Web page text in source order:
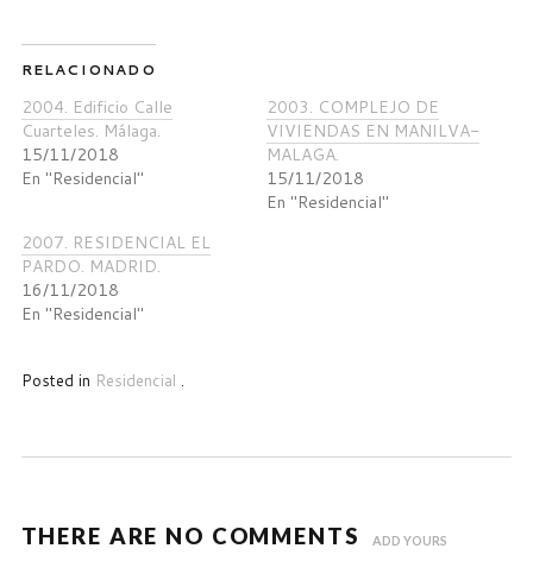
Twitter
abre
una
ventana
nueva)
Facebook
abre
una
ventana
nueva)
Google+
abre
una
ventana
nueva)
RELACIONADO
2004. Edificio Calle
Cuarteles. Málaga.
15/11/2018
En "Residencial"
2003. COMPLEJO DE
VIVIENDAS EN MANILVA-
MALAGA.
15/11/2018
En "Residencial"
2007. RESIDENCIAL EL
PARDO. MADRID.
16/11/2018
En "Residencial"
Posted in Residencial .
THERE ARE NO COMMENTS ADD YOURS